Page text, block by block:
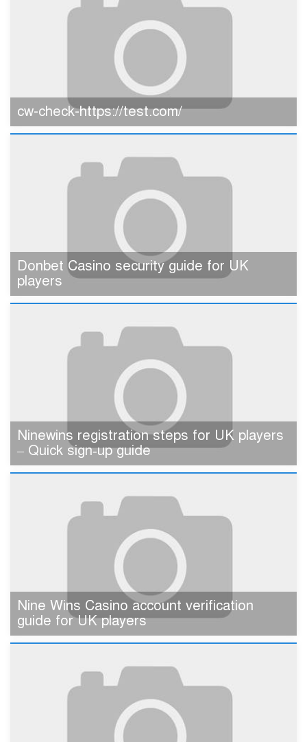
cw-check-https://test.com/
Donbet Casino security guide for UK
players
Ninewins registration steps for UK players
– Quick sign‑up guide
Nine Wins Casino account verification
guide for UK players